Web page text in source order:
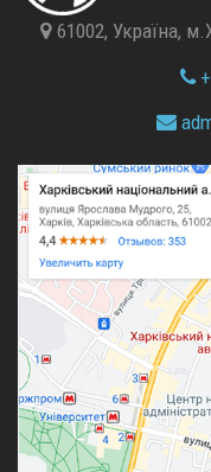
61002, Україна,